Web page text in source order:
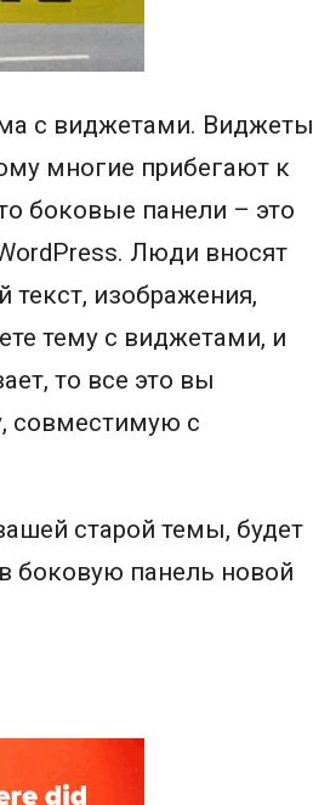
с виджетами. Виджеты
многие прибегают к
боковые панели – это
Люди вносят
изображения,
тему с виджетами, и
то все это вы
совместимую с
старой темы, будет
боковую панель новой